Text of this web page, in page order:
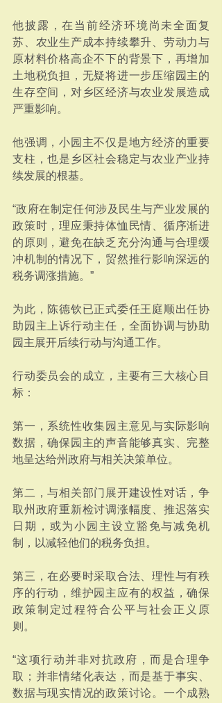
他披露，在当前经济环境尚未全面复
苏、农业生产成本持续攀升、劳动力与
原材料价格高企不下的背景下，再增加
土地税负担，无疑将进一步压缩园主的
生存空间，对乡区经济与农业发展造成
严重影响。
他强调，小园主不仅是地方经济的重要
支柱，也是乡区社会稳定与农业产业持
续发展的根基。
“政府在制定任何涉及民生与产业发展的
政策时，理应秉持体恤民情、循序渐进
的原则，避免在缺乏充分沟通与合理缓
冲机制的情况下，贸然推行影响深远的
税务调涨措施。”
为此，陈德钦已正式委任王庭顺出任协
助园主上诉行动主任，全面协调与协助
园主展开后续行动与沟通工作。
行动委员会的成立，主要有三大核心目
标：
第一，系统性收集园主意见与实际影响
数据，确保园主的声音能够真实、完整
地呈达给州政府与相关决策单位。
第二，与相关部门展开建设性对话，争
取州政府重新检讨调涨幅度、推迟落实
日期，或为小园主设立豁免与减免机
制，以减轻他们的税务负担。
第三，在必要时采取合法、理性与有秩
序的行动，维护园主应有的权益，确保
政策制定过程符合公平与社会正义原
则。
“这项行动并非对抗政府，而是合理争
取；并非情绪化表达，而是基于事实、
数据与现实情况的政策讨论。一个成熟